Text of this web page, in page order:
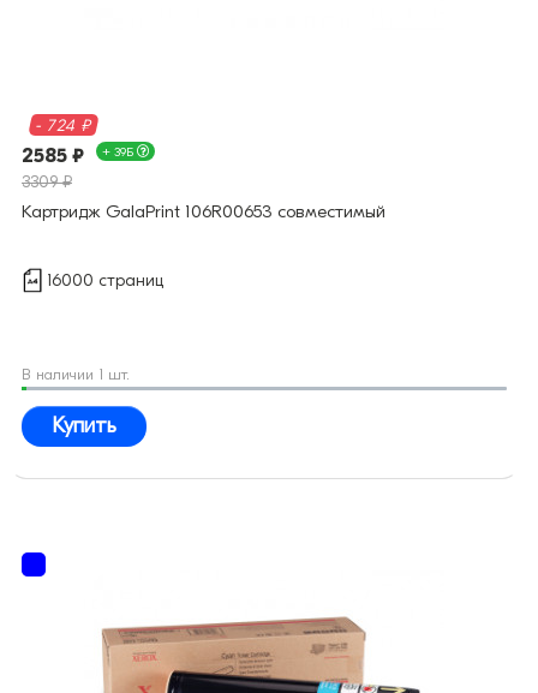
- 724 ₽
2585 ₽ + 39Б
3309 ₽
Картридж GalaPrint 106R00653 совместимый
16000 страниц
В наличии 1 шт.
Купить